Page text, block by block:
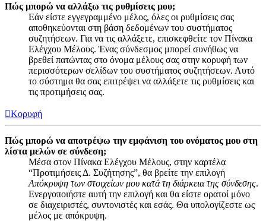
Πώς μπορώ να αλλάξω τις ρυθμίσεις μου;
Εάν είστε εγγεγραμμένο μέλος, όλες οι ρυθμίσεις σας
αποθηκεύονται στη βάση δεδομένων του συστήματος
συζητήσεων. Για να τις αλλάξετε, επισκεφθείτε τον Πίνακα
Ελέγχου Μέλους. Ένας σύνδεσμος μπορεί συνήθως να
βρεθεί πατώντας στο όνομα μέλους σας στην κορυφή των
περισσότερων σελίδων του συστήματος συζητήσεων. Αυτό
το σύστημα θα σας επιτρέψει να αλλάξετε τις ρυθμίσεις και
τις προτιμήσεις σας.
Κορυφή
Πώς μπορώ να αποτρέψω την εμφάνιση του ονόματος μου στη
λίστα μελών σε σύνδεση;
Μέσα στον Πίνακα Ελέγχου Μέλους, στην καρτέλα
“Προτιμήσεις Δ. Συζήτησης”, θα βρείτε την επιλογή
Απόκρυψη των στοιχείων μου κατά τη διάρκεια της σύνδεσης.
Ενεργοποιήστε αυτή την επιλογή και θα είστε ορατοί μόνο
σε διαχειριστές, συντονιστές και εσάς. Θα υπολογίζεστε ως
μέλος με απόκρυψη.